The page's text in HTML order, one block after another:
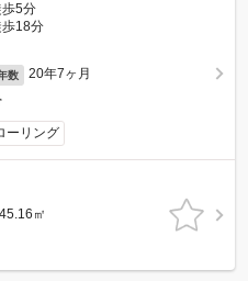
5分
18分
数 20年7ヶ月
ーリング
45.16㎡